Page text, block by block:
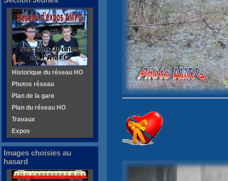
Historique du réseau HO
Photos réseau
Plan de la gare
Plan du réseau HO
Travaux
Expos
Images choisies au
hasard